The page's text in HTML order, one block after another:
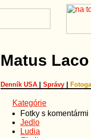
Matus
Denník USA Správy
Kategórie
Fotky s komentármi
Jedlo
Ludia